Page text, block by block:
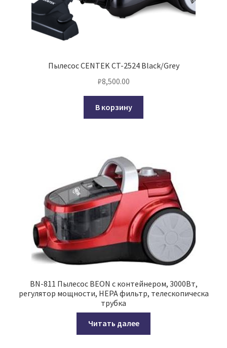
Пылесос CENTEK CT-2524 Black/Grey
₽8,500.00
В корзину
BN-811 Пылесос BEON с контейнером, 3000Вт,
регулятор мощности, НЕРА фильтр, телескопическа
трубка
Читать далее